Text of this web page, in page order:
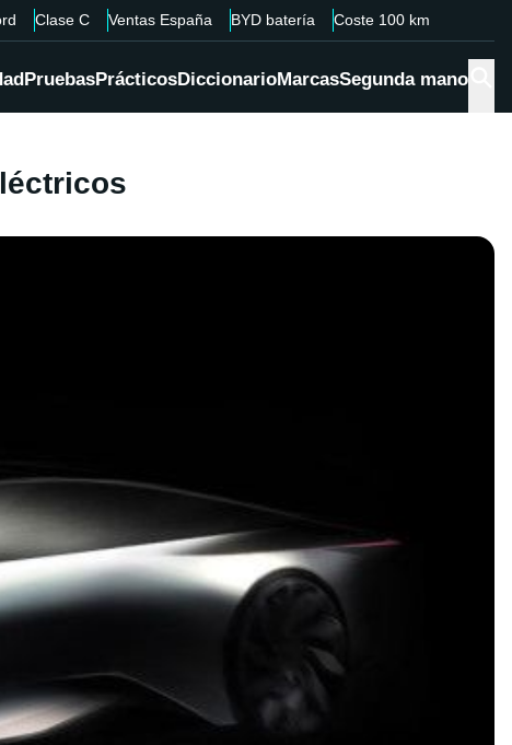
Clase C Ventas España BYD batería Coste 100 km
PruebasPrácticosDiccionarioMarcasSegunda mano